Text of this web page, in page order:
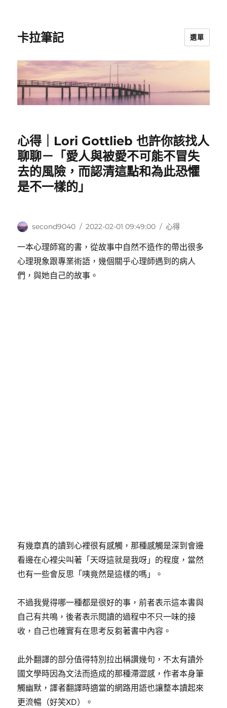
卡拉筆記 選單
心得｜Lori Gottlieb 也許你該找人
聊聊－「愛人與被愛不可能不冒失
去的風險，而認清這點和為此恐懼
是不一樣的」
一本心理師寫的書，從故事中自然不造作的帶出很多
心理現象跟專業術語，幾個關乎心理師遇到的病人
們，與她自己的故事。
有幾章真的讀到心裡很有感觸，那種感觸是深到會邊
看邊在心裡尖叫著「天呀這就是我呀」的程度，當然
也有一些會反思「咦竟然是這樣的嗎」。
不過我覺得哪一種都是很好的事，前者表示這本書與
自己有共鳴，後者表示閱讀的過程中不只一味的接
收，自己也確實有在思考反芻著書中內容。
此外翻譯的部分值得特別拉出稱讚幾句，不太有讀外
國文學時因為文法而造成的那種滯澀感，作者本身筆
觸幽默，譯者翻譯時適當的網路用語也讓整本讀起來
更流暢（好笑XD）。
作
second9040
發
日
期:
2022-02-01 09:49:00
分
心得